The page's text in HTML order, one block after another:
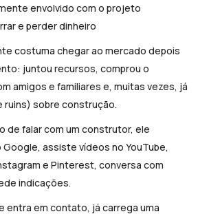
envolvido com o projeto
e perder dinheiro
costuma chegar ao mercado depois
juntou recursos, comprou o
amigos e familiares e, muitas vezes, já
ruins) sobre construção.
de falar com um construtor, ele
Google, assiste vídeos no YouTube,
e Pinterest, conversa com
indicações.
entra em contato, já carrega uma